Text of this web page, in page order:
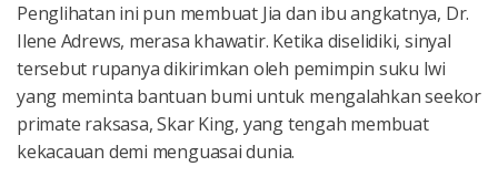
Penglihatan ini pun membuat Jia dan ibu angkatnya, Dr.
Ilene Adrews, merasa khawatir. Ketika diselidiki, sinyal
tersebut rupanya dikirimkan oleh pemimpin suku Iwi
yang meminta bantuan bumi untuk mengalahkan seekor
primate raksasa, Skar King, yang tengah membuat
kekacauan demi menguasai dunia.